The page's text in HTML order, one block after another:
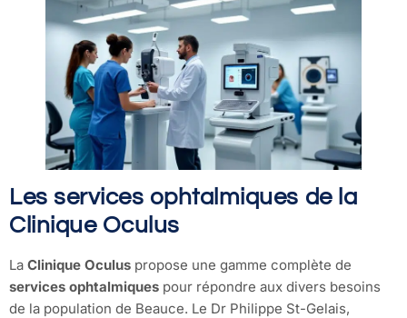
Les services ophtalmiques de la
Clinique Oculus
La Clinique Oculus propose une gamme complète de
services ophtalmiques pour répondre aux divers besoins
de la population de Beauce. Le Dr Philippe St-Gelais,